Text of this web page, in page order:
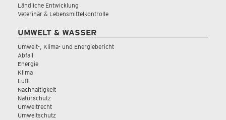
Ländliche Entwicklung
Veterinär & Lebensmittelkontrolle
UMWELT & WASSER
Umwelt-, Klima- und Energiebericht
Abfall
Energie
Klima
Luft
Nachhaltigkeit
Naturschutz
Umweltrecht
Umweltschutz